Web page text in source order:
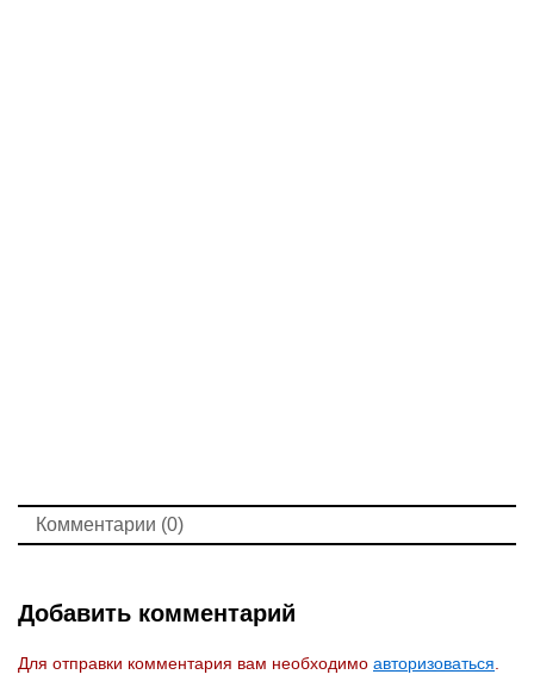
Комментарии (0)
Добавить комментарий
Для отправки комментария вам необходимо авторизоваться.